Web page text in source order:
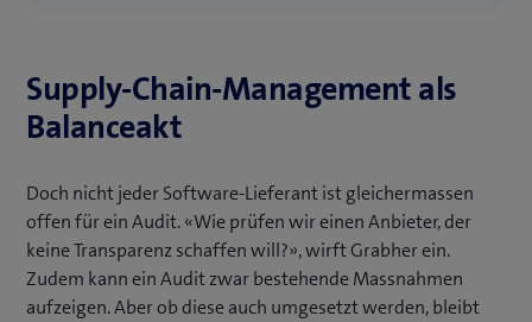
Supply-Chain-Management als
Balanceakt
Doch nicht jeder Software-Lieferant ist gleichermassen
offen für ein Audit. «Wie prüfen wir einen Anbieter, der
keine Transparenz schaffen will?», wirft Grabher ein.
Zudem kann ein Audit zwar bestehende Massnahmen
aufzeigen. Aber ob diese auch umgesetzt werden, bleibt